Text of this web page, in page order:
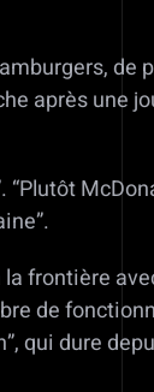
de
après une
frontière
de
qui dure